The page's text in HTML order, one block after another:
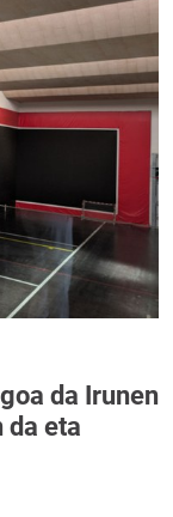
da Irunen
da eta